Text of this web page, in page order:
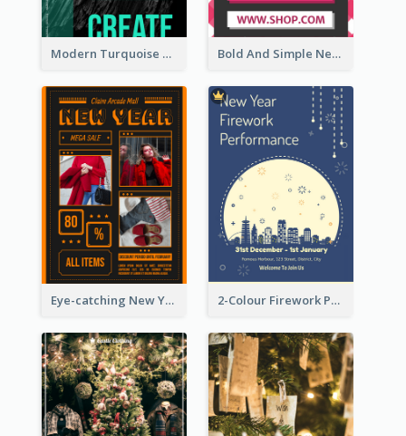
Modern Turquoise Recruitment Design Template Bold And Simple New Year Outlet Flyer Design
Eye-catching New Year Outlet Design Template 2-Colour Firework Performance With City Background